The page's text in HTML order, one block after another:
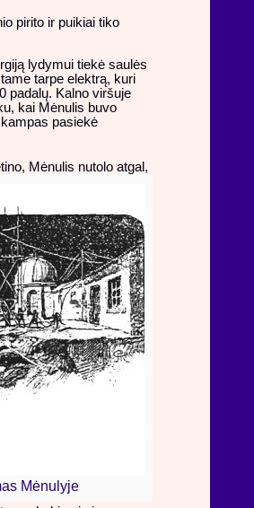
pirito ir puikiai tiko
lydymui tiekė saulės
tarpe elektrą, kuri
padalų. Kalno viršuje
kai Mėnulis buvo
pasiekė
Mėnulis nutolo atgal,
Mėnulyje